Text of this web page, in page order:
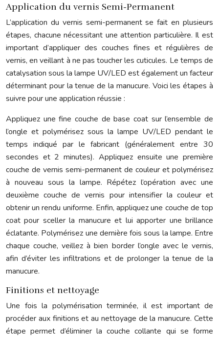
Application du vernis Semi-Permanent
L’application du vernis semi-permanent se fait en plusieurs
étapes, chacune nécessitant une attention particulière. Il est
important d’appliquer des couches fines et régulières de
vernis, en veillant à ne pas toucher les cuticules. Le temps de
catalysation sous la lampe UV/LED est également un facteur
déterminant pour la tenue de la manucure. Voici les étapes à
suivre pour une application réussie :
Appliquez une fine couche de base coat sur l’ensemble de
l’ongle et polymérisez sous la lampe UV/LED pendant le
temps indiqué par le fabricant (généralement entre 30
secondes et 2 minutes). Appliquez ensuite une première
couche de vernis semi-permanent de couleur et polymérisez
à nouveau sous la lampe. Répétez l’opération avec une
deuxième couche de vernis pour intensifier la couleur et
obtenir un rendu uniforme. Enfin, appliquez une couche de top
coat pour sceller la manucure et lui apporter une brillance
éclatante. Polymérisez une dernière fois sous la lampe. Entre
chaque couche, veillez à bien border l’ongle avec le vernis,
afin d’éviter les infiltrations et de prolonger la tenue de la
manucure.
Finitions et nettoyage
Une fois la polymérisation terminée, il est important de
procéder aux finitions et au nettoyage de la manucure. Cette
étape permet d’éliminer la couche collante qui se forme